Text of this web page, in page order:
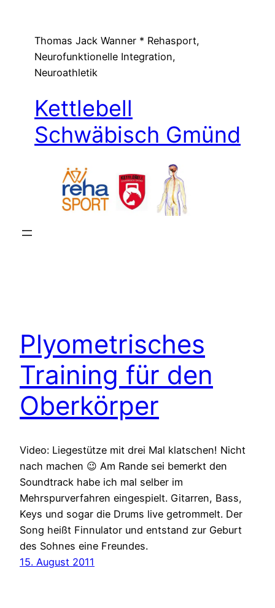
springenThomas Jack Wanner * Rehasport,
Neurofunktionelle Integration,
Neuroathletik
Kettlebell
Schwäbisch Gmünd
Plyometrisches
Training für den
Oberkörper
Video: Liegestütze mit drei Mal klatschen! Nicht
nach machen 😉 Am Rande sei bemerkt den
Soundtrack habe ich mal selber im
Mehrspurverfahren eingespielt. Gitarren, Bass,
Keys und sogar die Drums live getrommelt. Der
Song heißt Finnulator und entstand zur Geburt
des Sohnes eine Freundes.
15. August 2011